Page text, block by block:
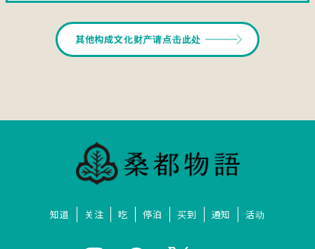
其他构成文化财产请点击此处
知道 关注 吃 停泊 买到 通知 活动